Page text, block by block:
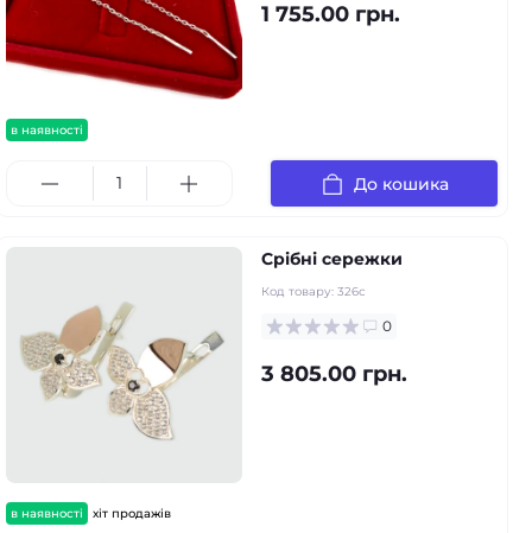
в наявності
1 755.00 грн.
До кошика
в наявності хіт продажів
Срібні сережки
Код товару: 326с
0
3 805.00 грн.